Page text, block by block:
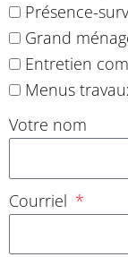
Présence-
Grand
Entretien
Menus
Votre nom
Courriel